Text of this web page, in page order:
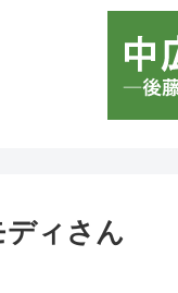
ディさん